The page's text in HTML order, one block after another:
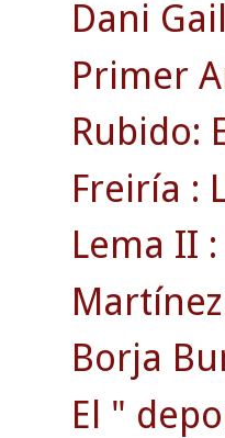
Dani
Primer
Rubido:
Freiría :
Lema II
Borja
El "